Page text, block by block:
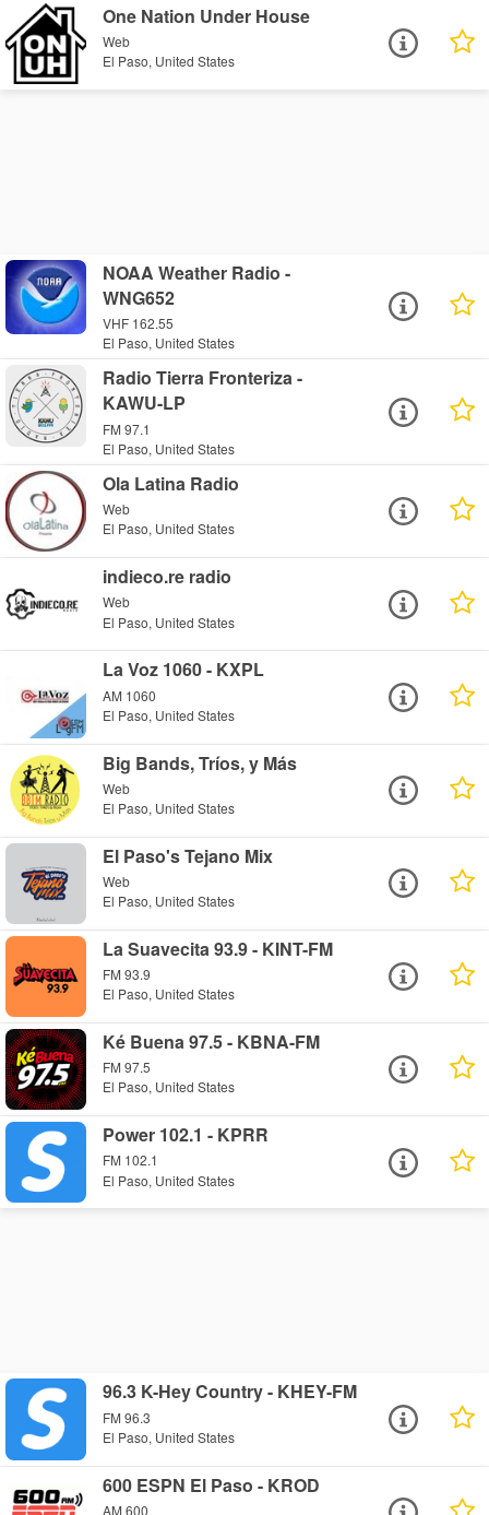
One Nation Under House
Web
El Paso, United States
NOAA Weather Radio -
WNG652
VHF 162.55
El Paso, United States
Radio Tierra Fronteriza -
KAWU-LP
FM 97.1
El Paso, United States
Ola Latina Radio
Web
El Paso, United States
indieco.re radio
Web
El Paso, United States
La Voz 1060 - KXPL
AM 1060
El Paso, United States
Big Bands, Tríos, y Más
Web
El Paso, United States
El Paso's Tejano Mix
Web
El Paso, United States
La Suavecita 93.9 - KINT-FM
FM 93.9
El Paso, United States
Ké Buena 97.5 - KBNA-FM
FM 97.5
El Paso, United States
Power 102.1 - KPRR
FM 102.1
El Paso, United States
96.3 K-Hey Country - KHEY-FM
FM 96.3
El Paso, United States
600 ESPN El Paso - KROD
AM 600